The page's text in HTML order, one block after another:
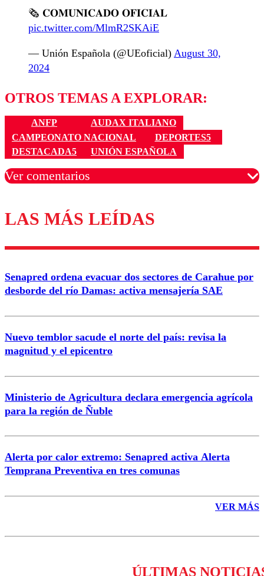
🗞️ 𝐂𝐎𝐌𝐔𝐍𝐈𝐂𝐀𝐃𝐎 𝐎𝐅𝐈𝐂𝐈𝐀𝐋
pic.twitter.com/MlmR2SKAiE
— Unión Española (@UEoficial) August 30,
2024
OTROS TEMAS A EXPLORAR:
ANFP
AUDAX ITALIANO
CAMPEONATO NACIONAL
DEPORTES5
DESTACADA5
UNIÓN ESPAÑOLA
Ver comentarios
Los comentarios son moderados para garantizar un
diálogo respetuoso.
Correo
LAS MÁS LEÍDAS
Senapred ordena evacuar dos sectores de Carahue por
desborde del río Damas: activa mensajería SAE
Nuevo temblor sacude el norte del país: revisa la
magnitud y el epicentro
Ministerio de Agricultura declara emergencia agrícola
para la región de Ñuble
Alerta por calor extremo: Senapred activa Alerta
Temprana Preventiva en tres comunas
VER MÁS
ÚLTIMAS